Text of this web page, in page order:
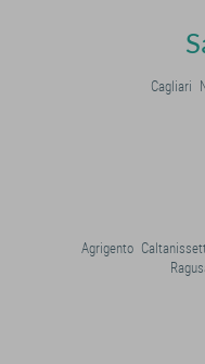
Cagliari
Agrigento